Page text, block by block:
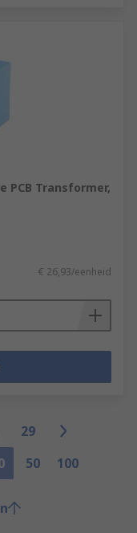
PCB Transformer,
€ 26,93/eenheid
29
50 100